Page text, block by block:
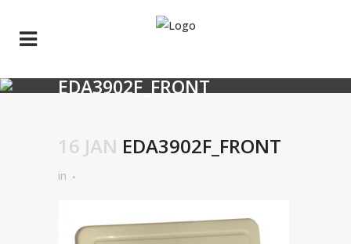
EDA3902F_FRONT
16 JAN EDA3902F_FRONT
in